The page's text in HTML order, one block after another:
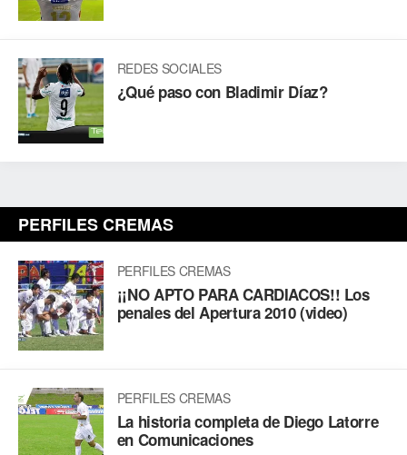
REDES SOCIALES
¿Qué paso con Bladimir Díaz?
PERFILES CREMAS
PERFILES CREMAS
¡¡NO APTO PARA CARDIACOS!! Los
penales del Apertura 2010 (video)
PERFILES CREMAS
La historia completa de Diego Latorre
en Comunicaciones